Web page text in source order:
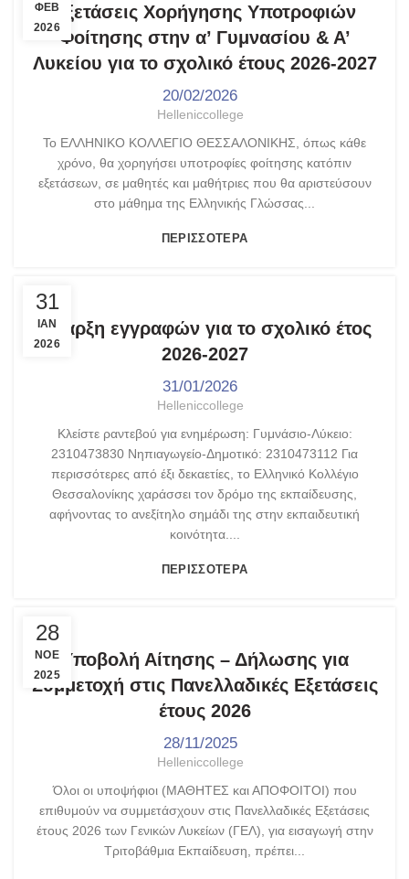
ΦΕΒ
2026
Εξετάσεις Χορήγησης Υποτροφιών
Φοίτησης στην α’ Γυμνασίου & Α’
Λυκείου για το σχολικό έτους 2026-2027
20/02/2026
Helleniccollege
Το ΕΛΛΗΝΙΚΟ ΚΟΛΛΕΓΙΟ ΘΕΣΣΑΛΟΝΙΚΗΣ, όπως κάθε
χρόνο, θα χορηγήσει υποτροφίες φοίτησης κατόπιν
εξετάσεων, σε μαθητές και μαθήτριες που θα αριστεύσουν
στο μάθημα της Ελληνικής Γλώσσας...
ΠΕΡΙΣΣΌΤΕΡΑ
31
ΙΑΝ
2026
Έναρξη εγγραφών για το σχολικό έτος
2026-2027
31/01/2026
Helleniccollege
Κλείστε ραντεβού για ενημέρωση: Γυμνάσιο-Λύκειο:
2310473830 Νηπιαγωγείο-Δημοτικό: 2310473112 Για
περισσότερες από έξι δεκαετίες, το Ελληνικό Κολλέγιο
Θεσσαλονίκης χαράσσει τον δρόμο της εκπαίδευσης,
αφήνοντας το ανεξίτηλο σημάδι της στην εκπαιδευτική
κοινότητα....
ΠΕΡΙΣΣΌΤΕΡΑ
28
ΝΟΈ
2025
Υποβολή Αίτησης – Δήλωσης για
Συμμετοχή στις Πανελλαδικές Εξετάσεις
έτους 2026
28/11/2025
Helleniccollege
Όλοι οι υποψήφιοι (ΜΑΘΗΤΕΣ και ΑΠΟΦΟΙΤΟΙ) που
επιθυμούν να συμμετάσχουν στις Πανελλαδικές Εξετάσεις
έτους 2026 των Γενικών Λυκείων (ΓΕΛ), για εισαγωγή στην
Τριτοβάθμια Εκπαίδευση, πρέπει...